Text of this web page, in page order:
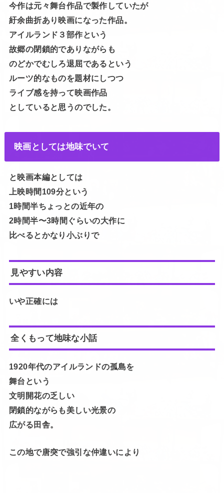
今作は元々舞台作品で製作していたが
紆余曲折あり映画になった作品。
アイルランド３部作という
故郷の閉鎖的でありながらも
のどかでむしろ退屈であるという
ルーツ的なものを題材にしつつ
ライブ感を持って映画作品
としていると思うのでした。
映画としては地味でいて
と映画本編としては
上映時間109分という
1時間半ちょっとの近年の
2時間半〜3時間ぐらいの大作に
比べるとかなり小ぶりで
見やすい内容
いや正確には
全くもって地味な小話
1920年代のアイルランドの孤島を
舞台という
文明開花の乏しい
閉鎖的ながらも美しい光景の
広がる田舎。
この地で唐突で強引な仲違いにより